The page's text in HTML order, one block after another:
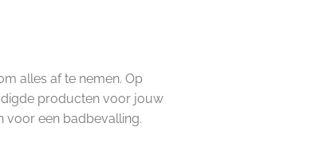
alles af te nemen. Op
producten voor jouw
voor een badbevalling.